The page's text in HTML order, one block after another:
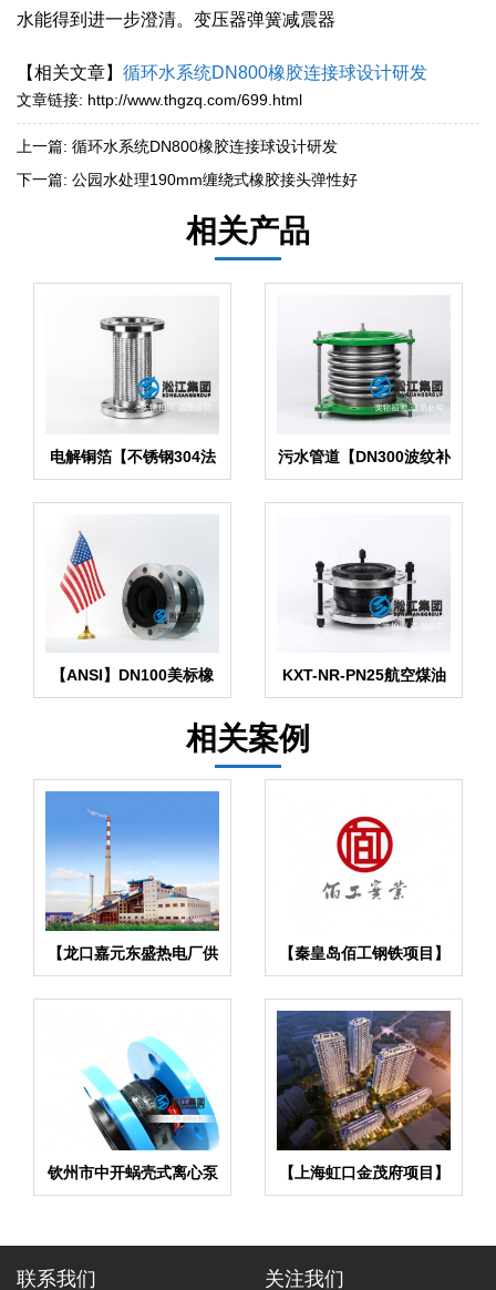
水能得到进一步澄清。变压器弹簧减震器
【相关文章】 循环水系统DN800橡胶连接球设计研发
文章链接: http://www.thgzq.com/699.html
上一篇: 循环水系统DN800橡胶连接球设计研发
下一篇: 公园水处理190mm缠绕式橡胶接头弹性好
相关产品
电解铜箔【不锈钢304法
兰金属软管】
污水管道【DN300波纹补
偿器】
【ANSI】DN100美标橡
胶膨胀节
KXT-NR-PN25航空煤油
橡胶避震接头
相关案例
【龙口嘉元东盛热电厂供
热项目】橡胶接头合同
【秦皇岛佰工钢铁项目】
橡胶接头膨胀节合同
钦州市中开蜗壳式离心泵
橡胶软连接
【上海虹口金茂府项目】
弹簧减震器合同
联系我们 关注我们